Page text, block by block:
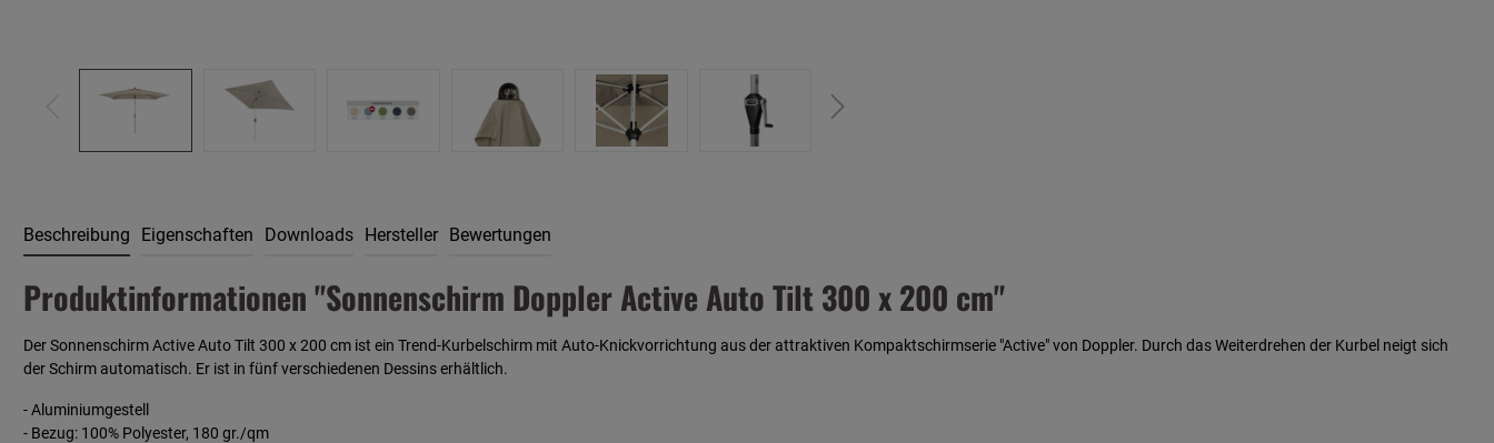
Beschreibung Eigenschaften Downloads Hersteller Bewertungen
Produktinformationen "Sonnenschirm Doppler Active Auto Tilt 300 x 200 cm"
Der Sonnenschirm Active Auto Tilt 300 x 200 cm ist ein Trend-Kurbelschirm mit Auto-Knickvorrichtung aus der attraktiven Kompaktschirmserie "Active" von Doppler. Durch das Weiterdrehen der Kurbel neigt sich
der Schirm automatisch. Er ist in fünf verschiedenen Dessins erhältlich.
- Aluminiumgestell
- Bezug: 100% Polyester, 180 gr./qm